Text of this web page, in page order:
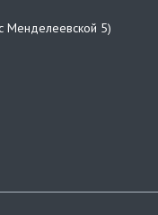
Менделеевской 5)